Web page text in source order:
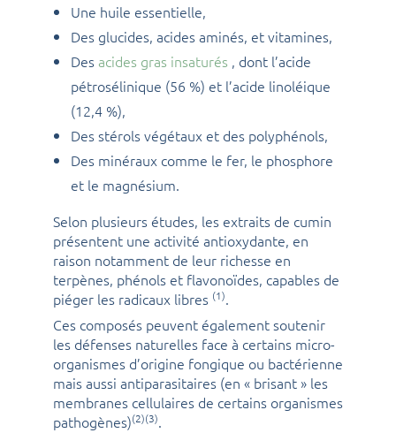
Une huile essentielle,
Des glucides, acides aminés, et vitamines,
Desacides gras insaturés , dont l’acide
pétrosélinique (56 %) et l’acide linoléique
(12,4 %),
Des stérols végétaux et des polyphénols,
Des minéraux comme le fer, le phosphore
et le magnésium.
Selon plusieurs études, les extraits de cumin
présentent une activité antioxydante, en
raison notamment de leur richesse en
terpènes, phénols et flavonoïdes, capables de
piéger les radicaux libres (1).
Ces composés peuvent également soutenir
les défenses naturelles face à certains micro-
organismes d’origine fongique ou bactérienne
mais aussi antiparasitaires (en « brisant » les
membranes cellulaires de certains organismes
pathogènes)(2)(3).